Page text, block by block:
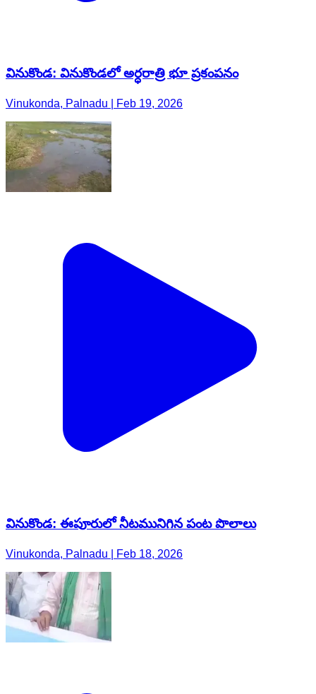
వినుకొండ: వినుకొండలో అర్ధరాత్రి భూ ప్రకంపనం
Vinukonda, Palnadu | Feb 19, 2026
వినుకొండ: ఈపూరులో నీటమునిగిన పంట పొలాలు
Vinukonda, Palnadu | Feb 18, 2026